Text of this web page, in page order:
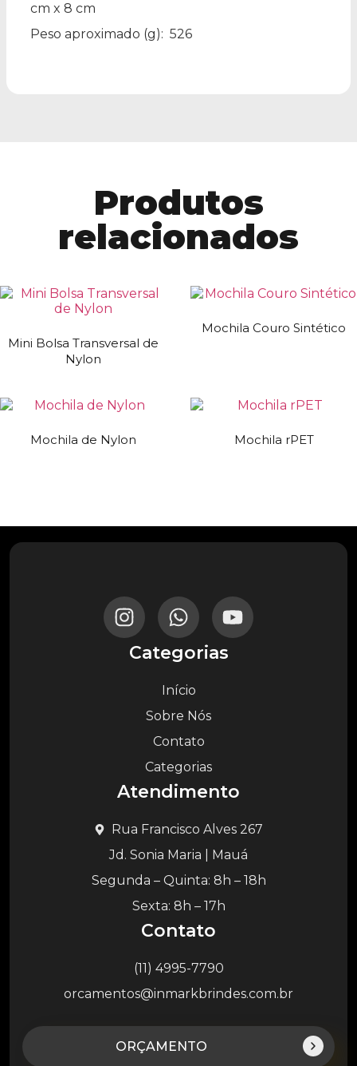
cm x 8 cm
Peso aproximado (g): 526
Produtos
relacionados
Mini Bolsa Transversal de
Nylon
Mochila Couro Sintético
Mochila de Nylon Mochila rPET
Categorias
Início
Sobre Nós
Contato
Categorias
Atendimento
Rua Francisco Alves 267
Jd. Sonia Maria | Mauá
Segunda – Quinta: 8h – 18h
Sexta: 8h – 17h
Contato
(11) 4995-7790
orcamentos@inmarkbrindes.com.br
ORÇAMENTO